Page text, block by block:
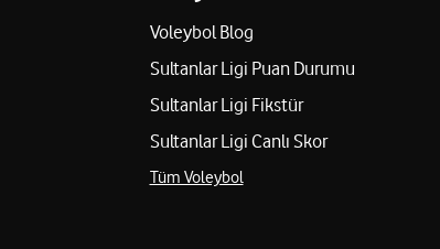
Voleybol Blog
Sultanlar Ligi Puan Durumu
Sultanlar Ligi Fikstür
Sultanlar Ligi Canlı Skor
Tüm Voleybol